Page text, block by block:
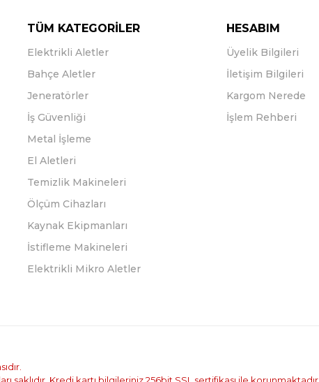
TÜM KATEGORİLER
Elektrikli Aletler
Bahçe Aletler
Jeneratörler
İş Güvenliği
Metal İşleme
El Aletleri
Temizlik Makineleri
Ölçüm Cihazları
Kaynak Ekipmanları
İstifleme Makineleri
Elektrikli Mikro Aletler
HESABIM
Üyelik Bilgileri
İletişim Bilgileri
Kargom Nerede
İşlem Rehberi
saklıdır. Kredi kartı bilgileriniz 256bit SSL sertifikası ile korunmaktadır.